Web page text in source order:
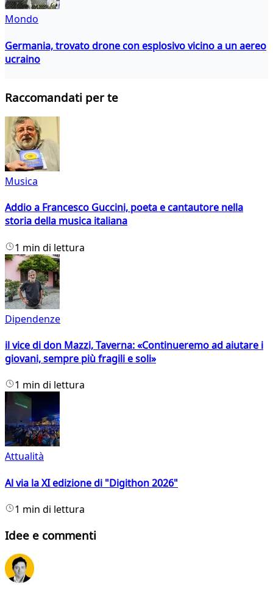
Mondo
Germania, trovato drone con esplosivo vicino a un aereo
ucraino
Raccomandati per te
Musica
Addio a Francesco Guccini, poeta e cantautore nella
storia della musica italiana
1 min di lettura
Dipendenze
il vice di don Mazzi, Taverna: «Continueremo ad aiutare i
giovani, sempre più fragili e soli»
1 min di lettura
Attualità
Al via la XI edizione di "Digithon 2026"
1 min di lettura
Idee e commenti